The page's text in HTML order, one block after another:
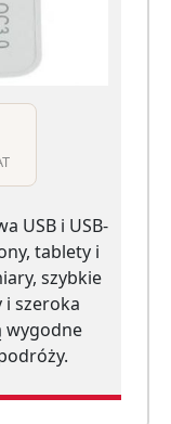
USB i USB-
tablety i
szybkie
i szeroka
wygodne